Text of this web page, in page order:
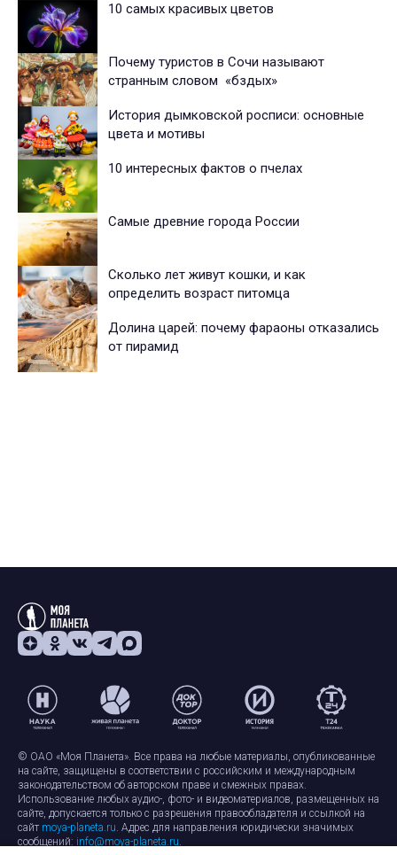
10 самых красивых цветов
Почему туристов в Сочи называют
странным словом «бздых»
История дымковской росписи: основные
цвета и мотивы
10 интересных фактов о пчелах
Самые древние города России
Сколько лет живут кошки, и как
определить возраст питомца
Долина царей: почему фараоны отказались
от пирамид
© ОАО «Моя Планета». Все права на любые материалы, опубликованные
на сайте, защищены в соответствии с российским и международным
законодательством об авторском праве и смежных правах.
Использование любых аудио-, фото- и видеоматериалов, размещенных на
сайте, допускается только с разрешения правообладателя и ссылкой на
сайт moya-planeta.ru. Адрес для направления юридически значимых
сообщений: info@moya-planeta.ru.